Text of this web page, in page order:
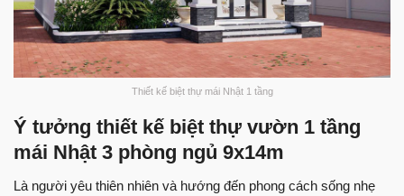
Thiết kế biệt thự mái Nhật 1 tầng
Ý tưởng thiết kế biệt thự vườn 1 tầng
mái Nhật 3 phòng ngủ 9x14m
Là người yêu thiên nhiên và hướng đến phong cách sống nhẹ